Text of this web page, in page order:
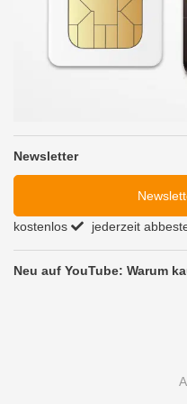
Newsletter
kostenlos jederzeit
Neu auf YouTube: Warum